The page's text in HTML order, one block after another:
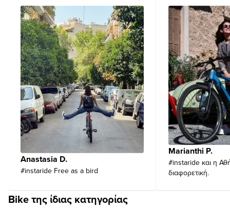
Anastasia D.
#instaride Free as a bird
Marianthi P.
#instaride και η
διαφορετική.
Bike της ίδιας κατηγορίας